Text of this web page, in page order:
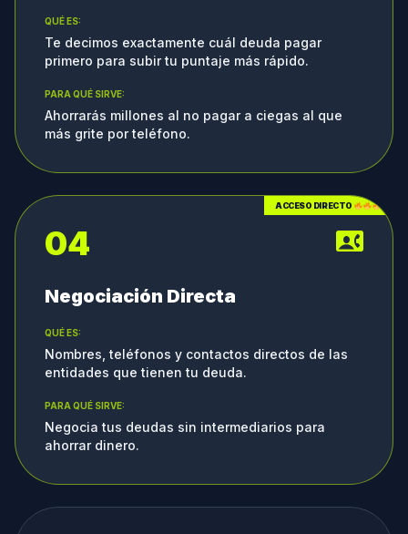
QUÉ ES:
Te decimos exactamente cuál deuda pagar
primero para subir tu puntaje más rápido.
PARA QUÉ SIRVE:
Ahorrarás millones al no pagar a ciegas al que
más grite por teléfono.
ACCESO DIRECTO
04 contact_phone
Negociación Directa
QUÉ ES:
Nombres, teléfonos y contactos directos de las
entidades que tienen tu deuda.
PARA QUÉ SIRVE:
Negocia tus deudas sin intermediarios para
ahorrar dinero.